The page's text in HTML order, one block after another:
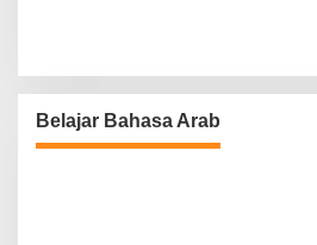
Belajar Bahasa Arab